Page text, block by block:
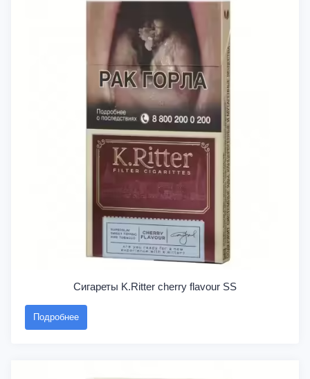
Сигареты K.Ritter cherry flavour SS
Подробнее